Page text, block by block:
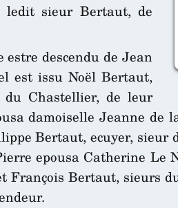
sieur Bertaut, de
descendu de Jean
est issu Noël Bertaut,
du Chastellier, de leur
damoiselle Jeanne de
Bertaut, ecuyer, sieur
epousa Catherine Le
Bertaut, sieurs